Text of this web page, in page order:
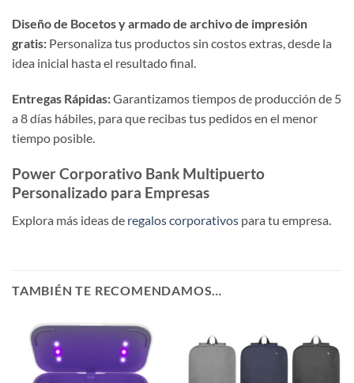
Diseño de Bocetos y armado de archivo de impresión
gratis: Personaliza tus productos sin costos extras, desde la
idea inicial hasta el resultado final.
Entregas Rápidas:Garantizamos tiempos de producción de 5
a 8 días hábiles, para que recibas tus pedidos en el menor
tiempo posible.
Power Corporativo Bank Multipuerto
Personalizado para Empresas
Explora más ideas de regalos corporativos para tu empresa.
TAMBIÉN TE RECOMENDAMOS…